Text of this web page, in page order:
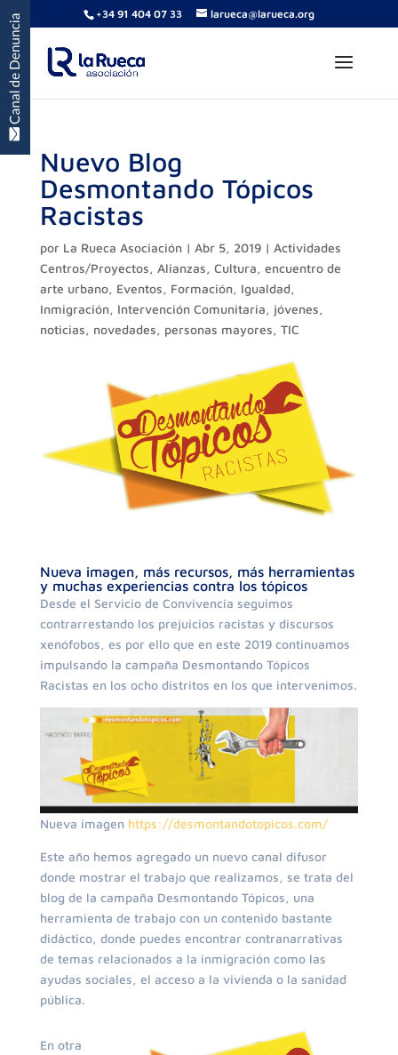
+34 91 404 07 33 larueca@larueca.org
Nuevo Blog
Desmontando Tópicos
Racistas
por La Rueca Asociación| Abr 5, 2019| Actividades
Centros/Proyectos, Alianzas, Cultura, encuentro de
arte urbano, Eventos, Formación, Igualdad,
Inmigración, Intervención Comunitaria, jóvenes,
noticias, novedades, personas mayores, TIC
Nueva imagen, más recursos, más herramientas
y muchas experiencias contra los tópicos
Desde el Servicio de Convivencia seguimos
contrarrestando los prejuicios racistas y discursos
xenófobos, es por ello que en este 2019 continuamos
impulsando la campaña Desmontando Tópicos
Racistas en los ocho distritos en los que intervenimos.
Nueva imagen https://desmontandotopicos.com/
Este año hemos agregado un nuevo canal difusor
donde mostrar el trabajo que realizamos, se trata del
blog de la campaña Desmontando Tópicos, una
herramienta de trabajo con un contenido bastante
didáctico, donde puedes encontrar contranarrativas
de temas relacionados a la inmigración como las
ayudas sociales, el acceso a la vivienda o la sanidad
pública.
En otra